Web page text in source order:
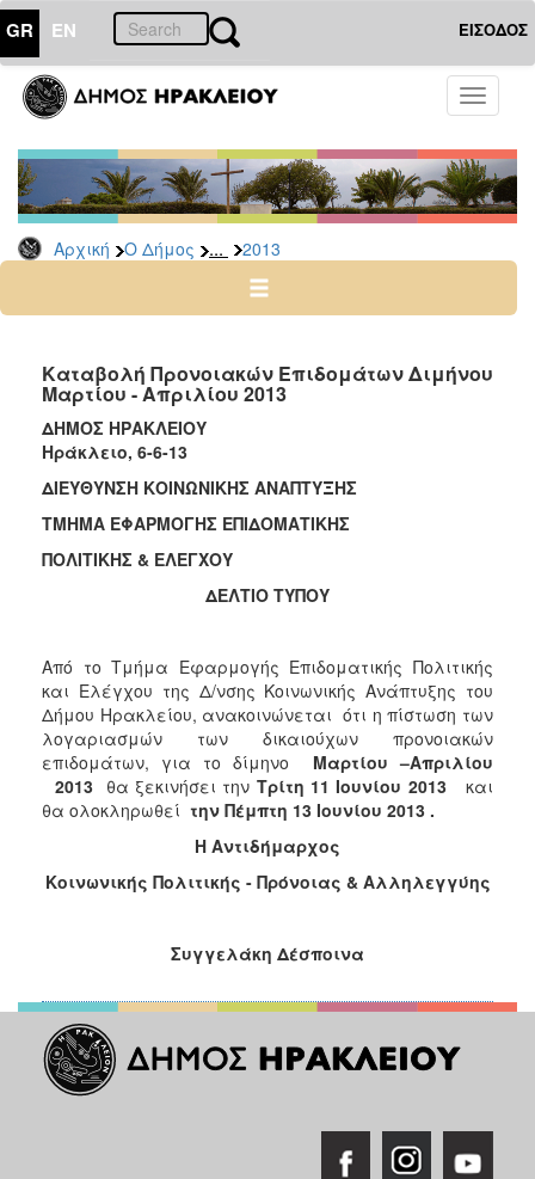
GR EN ΕΙΣΟΔΟΣ
Toggle
Αρχική Ο Δήμος ... 2013
ΔΗΜΟΣ
Δελτία
Τύπου
Αρχείο
2026
2024
2022
2021
2020
2019
2018
2017
2013
2012
2011
2010
2006
ΠΟΛΙΤΙΣΜΟΣ
ΑΝΘΕΚΤΙΚΗ
Καταβολή Προνοιακών Επιδομάτων Διμήνου
Μαρτίου - Απριλίου 2013
ΔΗΜΟΣ ΗΡΑΚΛΕΙΟΥ
Ηράκλειο, 6-6-13
ΔΙΕΥΘΥΝΣΗ ΚΟΙΝΩΝΙΚΗΣ ΑΝΑΠΤΥΞΗΣ
ΤΜΗΜΑ ΕΦΑΡΜΟΓΗΣ ΕΠΙΔΟΜΑΤΙΚΗΣ
ΠΟΛΙΤΙΚΗΣ & ΕΛΕΓΧΟΥ
ΔΕΛΤΙΟ ΤΥΠΟΥ
Από το Τμήμα Εφαρμογής Επιδοματικής Πολιτικής
και Ελέγχου της Δ/νσης Κοινωνικής Ανάπτυξης του
Δήμου Ηρακλείου, ανακοινώνεται ότι η πίστωση των
λογαριασμών των δικαιούχων προνοιακών
επιδομάτων, για το δίμηνο
Μαρτίου –Απριλίου
2013 θα ξεκινήσει την Τρίτη 11 Ιουνίου 2013και
θα ολοκληρωθεί την Πέμπτη 13 Ιουνίου 2013 .
Η Αντιδήμαρχος
Κοινωνικής Πολιτικής - Πρόνοιας & Αλληλεγγύης
Συγγελάκη Δέσποινα